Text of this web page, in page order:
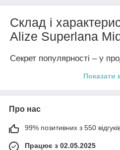
Склад і
Alize Superlana
Секрет популярності – у
Основні характеристики:
вага мотка – 100 г;
довжина – близько 170 м;
Показати
Про нас
99% позитивних з 550
Працює з 02.05.2025